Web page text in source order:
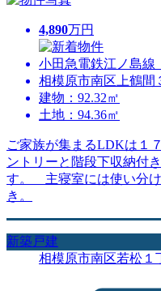
4,890万円
小田急電鉄江ノ島
相模原市南区上鶴間
建物：92.32㎡
土地：94.36㎡
ご家族が集まるLDKは１
ントリーと階段下収納付
す。 主寝室には使い分
き。
新築戸建
相模原市南区若松１